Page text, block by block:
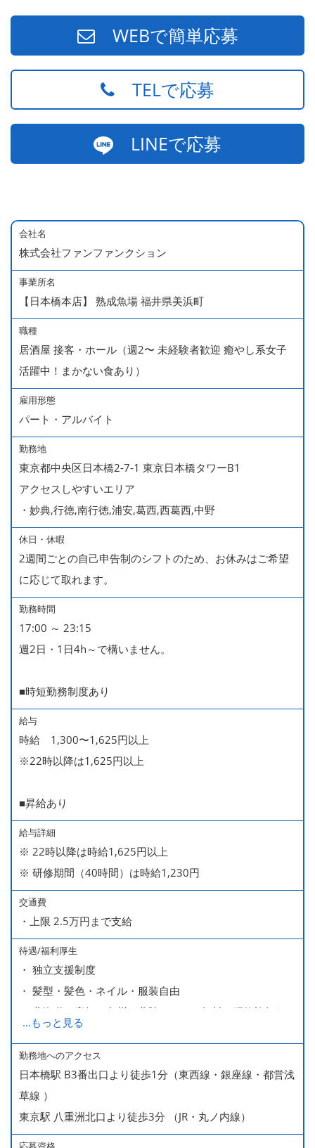
WEBで簡単応募
TELで応募
LINEで応募
会社名
株式会社ファンファンクション
事業所名
【日本橋本店】 熟成魚場 福井県美浜町
職種
居酒屋 接客・ホール（週2〜 未経験者歓迎 癒やし系女子
活躍中！まかない食あり）
雇用形態
パート・アルバイト
勤務地
東京都中央区日本橋2-7-1 東京日本橋タワーB1
アクセスしやすいエリア
・妙典,行徳,南行徳,浦安,葛西,西葛西,中野
休日・休暇
2週間ごとの自己申告制のシフトのため、お休みはご希望
に応じて取れます。
勤務時間
17:00 ～ 23:15
週2日・1日4h～で構いません。
■時短勤務制度あり
給与
時給 1,300〜1,625円以上
※22時以降は1,625円以上
■昇給あり
給与詳細
※ 22時以降は時給1,625円以上
※ 研修期間（40時間）は時給1,230円
交通費
・上限 2.5万円まで支給
待遇/福利厚生
・ 独立支援制度
・ 髪型・髪色・ネイル・服装自由
・ 北海道や高知、九州、北陸などへの無料の研修旅行あり
ます
・ 無料の美味しい まかない食 あり
...もっと見る
勤務地へのアクセス
日本橋駅 B3番出口より徒歩1分（東西線・銀座線・都営浅
草線 ）
東京駅 八重洲北口より徒歩3分 （JR・丸ノ内線）